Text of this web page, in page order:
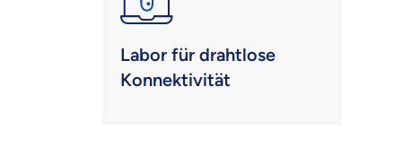
Labor für drahtlose
Konnektivität